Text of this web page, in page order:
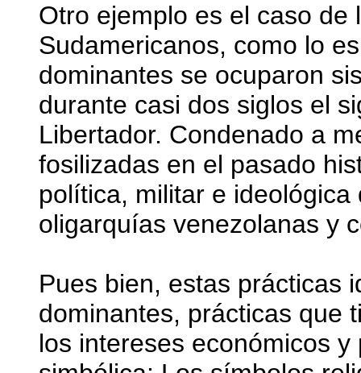
Otro ejemplo es el caso de
Sudamericanos, como lo
dominantes se ocuparon
durante casi dos siglos el
Libertador. Condenado a
fosilizadas en el pasado
política, militar e
oligarquías venezolanas y
Pues bien, estas prácticas
dominantes, prácticas que
los intereses económicos